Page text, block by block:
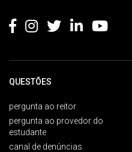
QUESTÕES
pergunta ao reitor
pergunta ao provedor do
estudante
canal de denúncias